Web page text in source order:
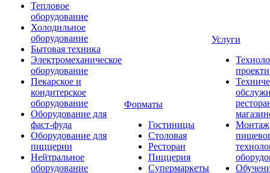
Тепловое
оборудование
Холодильное
оборудование
Бытовая техника
Электромеханическое
оборудование
Пекарское и
кондитерское
оборудование
Оборудование для
фаст-фуда
Оборудование для
пиццерии
Нейтральное
оборудование
Форматы
Гостиницы
Столовая
Ресторан
Пиццерия
Супермаркеты
Услуги
Монтаж